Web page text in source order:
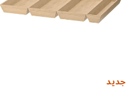
جديد